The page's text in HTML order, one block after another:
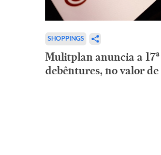
SHOPPINGS
Mulitplan anuncia a
debêntures, no valor